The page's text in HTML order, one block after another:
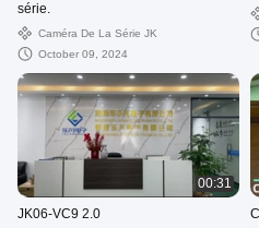
série.
Caméra De La Série JK
October 09, 2024
00:31
JK06-VC9 2.0